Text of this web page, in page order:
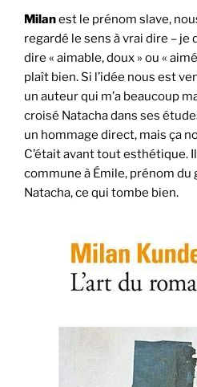
Milanest le prénom slave,
regardé le sens à vrai dire –
dire « aimable, doux » ou «
plaît bien. Si l’idée nous est
un auteur qui m’a beaucoup
croisé Natacha dans ses
un hommage direct, mais ça
C’était avant tout esthétique.
commune à Émile, prénom du
Natacha, ce qui tombe bien.